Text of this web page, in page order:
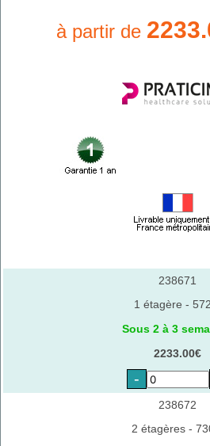
à partir de
238671
1 étagère -
Sous 2 à 3
2233.00€
-
238672
2 étagères -